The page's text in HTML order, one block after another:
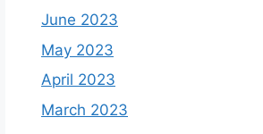
June 2023
May 2023
April 2023
March 2023